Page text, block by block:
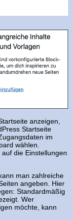
anzeigen,
Startseite
im
wählen.
die Einstellungen
man zahlreiche
angeben. Hier
Standardmäßig
Wer
möchte, kann